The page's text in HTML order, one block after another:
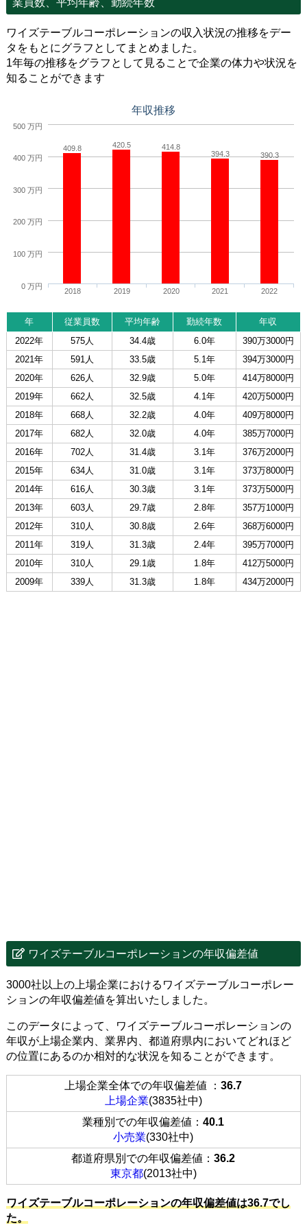
ワイズテーブルコーポレーションの収入状況の推移をデー
タをもとにグラフとしてまとめました。
1年毎の推移をグラフとして見ることで企業の体力や状況を
知ることができます
年収推移
409.8 420.5
414.8
394.3
390.3
2018 2019 2020 2021 2022
0 万円
100 万円
200 万円
300 万円
400 万円
500 万円
年 従業員数 平均年齢 勤続年数
年収
2022年
575人 34.4歳 6.0年
390万3000円
2021年
591人 33.5歳 5.1年
394万3000円
2020年
626人 32.9歳 5.0年
414万8000円
2019年
662人 32.5歳 4.1年
420万5000円
2018年
668人 32.2歳 4.0年
409万8000円
2017年
682人 32.0歳 4.0年
385万7000円
2016年
702人 31.4歳 3.1年
376万2000円
2015年
634人 31.0歳 3.1年
373万8000円
2014年
616人 30.3歳 3.1年
373万5000円
2013年
603人 29.7歳 2.8年
357万1000円
2012年
310人 30.8歳 2.6年
368万6000円
2011年
319人 31.3歳 2.4年
395万7000円
2010年
310人 29.1歳 1.8年
412万5000円
2009年
339人 31.3歳 1.8年 434万2000円
ワイズテーブルコーポレーションの年収偏差値
3000社以上の上場企業におけるワイズテーブルコーポレー
ションの年収偏差値を算出いたしました。
このデータによって、ワイズテーブルコーポレーションの
年収が上場企業内、業界内、都道府県内においてどれほど
の位置にあるのか相対的な状況を知ることができます。
上場企業全体での年収偏差値 ：36.7
上場企業(3835社中)
業種別での年収偏差値：40.1
小売業(330社中)
都道府県別での年収偏差値：36.2
東京都(2013社中)
ワイズテーブルコーポレーションの年収偏差値は36.7でし
た。